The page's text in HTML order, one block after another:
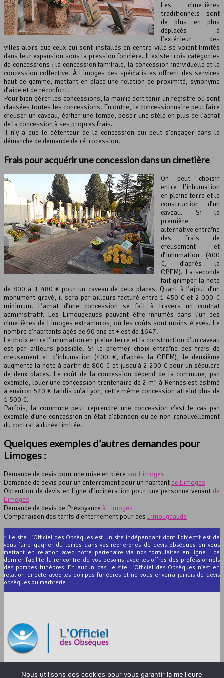
Les cimetières
traditionnels sont
de plus en plus
déplacés à
l’extérieur des
villes alors que ceux qui sont installés en centre-ville se voient limités
dans leur expansion sous la pression foncière. Il existe trois catégories
de concessions : la concession familiale, la concession individuelle et la
concession collective. À Limoges des spécialistes offrent des services
haut de gamme, mettant en place une relation de proximité, synonyme
d’aide et de réconfort.
Pour bien gérer les concessions, la mairie doit tenir un registre où sont
classées toutes les concessions. En outre, le concessionnaire peut faire
creuser un caveau, édifier une tombe, poser une stèle en plus de l’achat
de la concession à ses propres frais.
Il n’y a que le détenteur de la concession qui peut s’engager dans la
démarche de demande de rétrocession.
Frais pour acquérir une concession dans un cimetière
On peut choisir
entre l’inhumation
en pleine terre et la
construction d’un
caveau. Si la
première
alternative entraîne
des frais de
creusement et
d’inhumation (400
€, d’après la
CPFM). La seconde
fait grimper la note
de 800 à 1 480 € pour un caveau de deux places. Quant à l’ajout d’un
monument gravé, il sera par ailleurs facturé entre 1 450 € et 2 000 €
minimum. L’achat d’une concession se fait à travers un contrat
administratif. Les Limougeauds peuvent être inhumés dans l’un des
cimetières de Limoges extramuros, où les coûts sont moins élevés. Le
nombre d’habitants âgés de 90 ans et + est de 1647.
Le choix entre l’inhumation en pleine terre et la construction d’un caveau
est par ailleurs possible. Si le premier choix entraîne des frais de
creusement et d’inhumation (400 €, d’après la CPFM), le deuxième
augmente la note à partir de 800 € et jusqu’à 2 200 € pour un sépulcre
de deux places. Le coût de la concession dépend de la commune, par
exemple, louer une concession trentenaire de 2 m² à Rennes est estimé
à environ 520 € tandis qu’à Lyon, cette même concession atteint plus de
1 500 €.
Parfois, la commune peut reprendre une concession c’est le cas par
exemple d’une concession en état d’abandon ou de non-renouvellement
du contrat à durée limitée.
Quelques exemples d’autres demandes pour
Limoges :
Demande de devis pour une mise en bière sur Limoges
Demande de devis pour un enterrement pour un habitant de Limoges
Obtention de devis en ligne d’incinération pour une personne venant de
Limoges
Demande de devis de Prévoyance à Limoges
Comparaison des tarifs d’enterrement pour des Limougeauds
* Le site L'Officiel des Obsèques est un site indépendant dont l'objectif est de
vous faire gagner du temps dans vos recherches de devis obsèques en vous
mettant en relation avec notre partenaire via nos formulaires en ligne : ce
dernier facilite la rencontre de vos besoins avec les offres des professionnels
des pompes funèbres. En aucun cas, le site L'Officiel des Obsèques n'est en
relation directe avec les pompes funèbres et ne vous enverra jamais de devis
obsèques ou marbrerie.
© 2012-2026 L’Officiel des Obsèques
Nous utilisons des cookies pour vous garantir la meilleure